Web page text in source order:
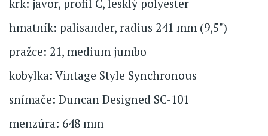
krk: javor, profil C, lesklý polyester
hmatník: palisander, radius 241 mm (9,5")
pražce: 21, medium jumbo
kobylka: Vintage Style Synchronous
snímače: Duncan Designed SC-101
menzúra: 648 mm